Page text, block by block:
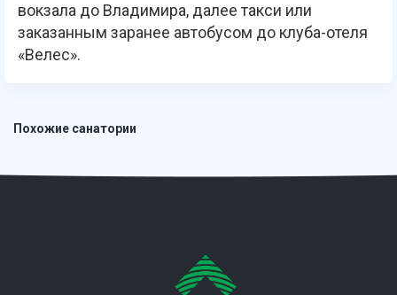
вокзала до Владимира, далее такси или
заказанным заранее автобусом до клуба-отеля
«Велес».
Похожие санатории